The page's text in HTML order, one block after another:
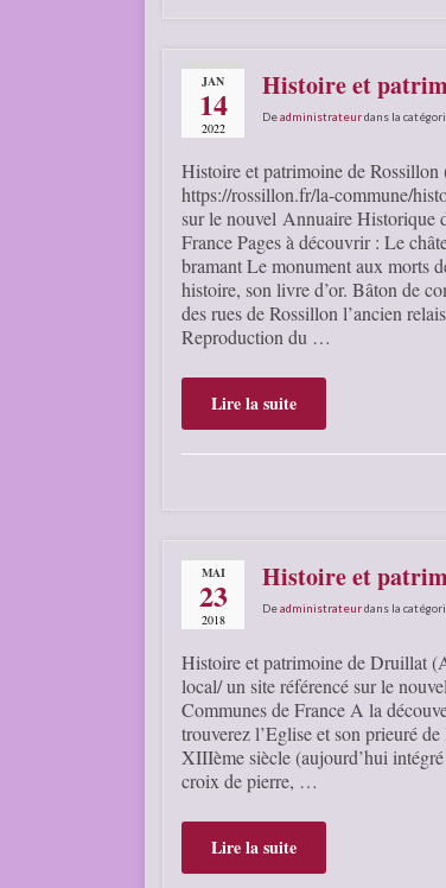
JAN
14
2022
Histoire et
Deadministrateurdans la
Histoire et patrimoine de
https://rossillon.fr/la-commune/
sur le nouvel Annuaire Historique
France Pages à découvrir : Le
bramant Le monument aux morts
histoire, son livre d’or. Bâton de
des rues de Rossillon l’ancien
Reproduction du …
Lire la suite
MAI
23
2018
Histoire et
Deadministrateurdans la
Histoire et patrimoine de Druillat
local/ un site référencé sur le
Communes de France A la
trouverez l’Eglise et son prieuré
XIIIème siècle (aujourd’hui
croix de pierre, …
Lire la suite